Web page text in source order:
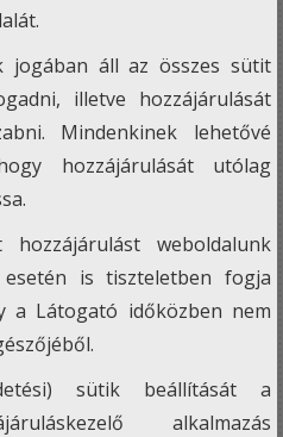
jogában áll az összes sütit
illetve hozzájárulását
Mindenkinek lehetővé
hozzájárulását utólag
weboldalunk
esetén is tiszteletben fogja
a Látogató időközben nem
sütik beállítását a
alkalmazás